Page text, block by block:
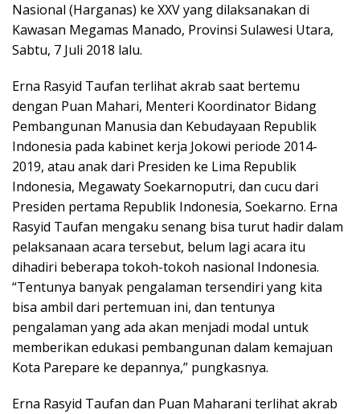
Nasional (Harganas) ke XXV yang dilaksanakan di
Kawasan Megamas Manado, Provinsi Sulawesi Utara,
Sabtu, 7 Juli 2018 lalu.
Erna Rasyid Taufan terlihat akrab saat bertemu
dengan Puan Mahari, Menteri Koordinator Bidang
Pembangunan Manusia dan Kebudayaan Republik
Indonesia pada kabinet kerja Jokowi periode 2014-
2019, atau anak dari Presiden ke Lima Republik
Indonesia, Megawaty Soekarnoputri, dan cucu dari
Presiden pertama Republik Indonesia, Soekarno. Erna
Rasyid Taufan mengaku senang bisa turut hadir dalam
pelaksanaan acara tersebut, belum lagi acara itu
dihadiri beberapa tokoh-tokoh nasional Indonesia.
“Tentunya banyak pengalaman tersendiri yang kita
bisa ambil dari pertemuan ini, dan tentunya
pengalaman yang ada akan menjadi modal untuk
memberikan edukasi pembangunan dalam kemajuan
Kota Parepare ke depannya,” pungkasnya.
Erna Rasyid Taufan dan Puan Maharani terlihat akrab